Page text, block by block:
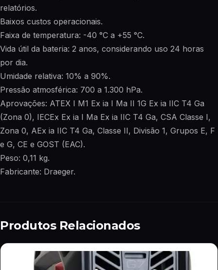
relatórios.
Baixos custos operacionais.
Faixa de temperatura: -40 °C a +55 °C.
Vida útil da bateria: 2 anos, considerando uso 24 horas
por dia.
Umidade relativa: 10% a 90%.
Pressão atmosférica: 700 a 1.300 hPa.
Aprovações: ATEX I M1 Ex ia I Ma II 1G Ex ia IIC T4 Ga
(Zona 0), IECEx Ex ia I Ma Ex ia IIC T4 Ga, CSA Classe I,
Zona 0, AEx ia IIC T4 Ga, Classe II, Divisão 1, Grupos E, F
e G, CE e GOST (EAC).
Peso: 0,11 kg.
Fabricante: Draeger.
Produtos Relacionados